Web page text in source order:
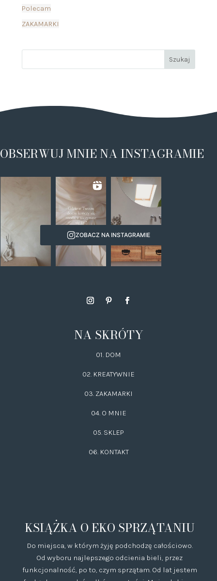
Polecam
ZAKAMARKI
OBSERWUJ MNIE NA INSTAGRAMIE
ZOBACZ NA INSTAGRAMIE
NA SKRÓTY
01. DOM
02. KREATYWNIE
03. ZAKAMARKI
04. O MNIE
05. SKLEP
06. KONTAKT
KSIĄŻKA O EKO SPRZĄTANIU
Do miejsca, w którym żyję podchodzę całościowo.
Od wyboru najlepszego odcienia bieli, przez
funkcjonalność, po to, czym sprzątam. Od lat jestem